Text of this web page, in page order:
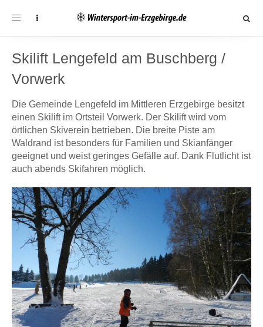
Toggle
Skilift Lengefeld am Buschberg /
Vorwerk
Die Gemeinde Lengefeld im Mittleren Erzgebirge besitzt
einen Skilift im Ortsteil Vorwerk. Der Skilift wird vom
örtlichen Skiverein betrieben. Die breite Piste am
Waldrand ist besonders für Familien und Skianfänger
geeignet und weist geringes Gefälle auf. Dank Flutlicht ist
auch abends Skifahren möglich.